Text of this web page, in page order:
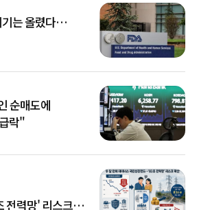
기는 올렸다…
순매도에
락"
력망' 리스크